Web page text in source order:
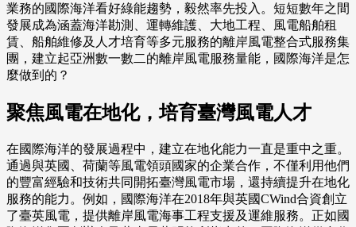
業務的國際海洋看好綠能趨勢，毅然率先投入。短短數年之間
發展成為涵蓋海洋勘測、運轉維護、大地工程、風電船舶租
賃、船舶維修及人才培育等多元服務的離岸風電整合式服務集
團，建立起亞洲數一數二的離岸風電服務量能，國際海洋是怎
麼做到的？
聚焦風電在地化，培育臺灣風電人才
在國際海洋的發展過程中，建立在地化能力一直是重中之重。
通過與英國、荷蘭等風電領頭國家的企業合作，不僅利用他們
的豐富經驗和技術共同開拓臺灣風電市場，還持續提升在地化
服務的能力。例如，國際海洋在2018年與英國CWind合資創立
了臺英風電，提供離岸風電海事工程支援及運維服務。正如國